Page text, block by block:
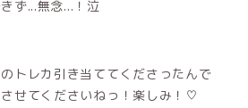
ず...無念...！泣
トレカ引き当ててくださったんで
せてくださいねっ！楽しみ！♡